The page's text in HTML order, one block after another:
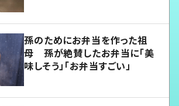
孫のためにお弁当を作った祖
母 孫が絶賛したお弁当に「美
味しそう」「お弁当すごい」